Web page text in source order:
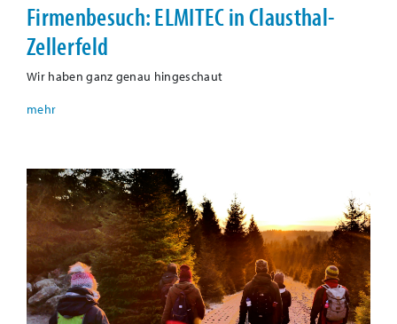
Firmenbesuch: ELMITEC in Clausthal-
Zellerfeld
Wir haben ganz genau hingeschaut